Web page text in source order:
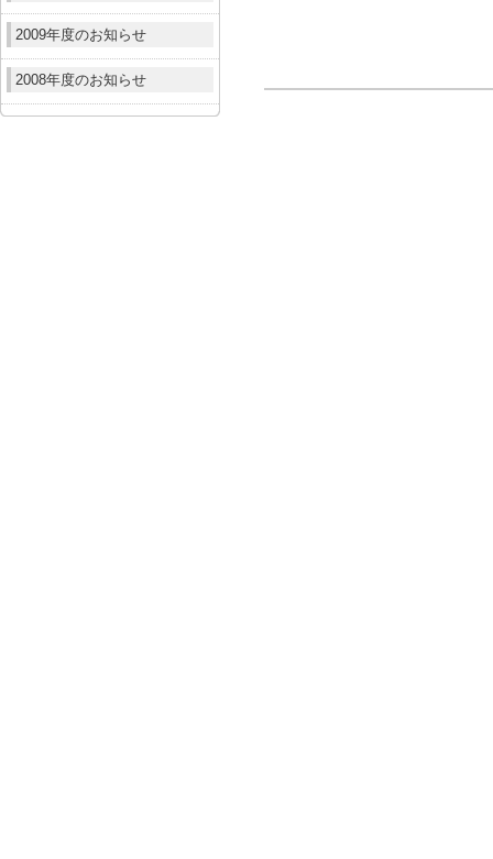
2009年度のお知らせ
2008年度のお知らせ